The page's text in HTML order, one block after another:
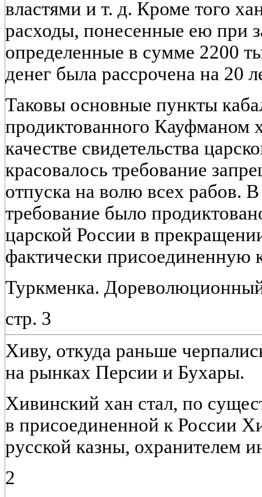
властями и т. д. Кроме того
расходы, понесенные ею при
определенные в сумме 2200
денег была рассрочена на 20
Таковы основные пункты
продиктованного Кауфманом
качестве свидетельства
красовалось требование
отпуска на волю всех рабов.
требование было
царской России в
фактически присоединенную
Туркменка.
стр. 3
Хиву, откуда раньше
на рынках Персии и Бухары.
Хивинский хан стал, по
в присоединенной к России
русской казны, охранителем
2